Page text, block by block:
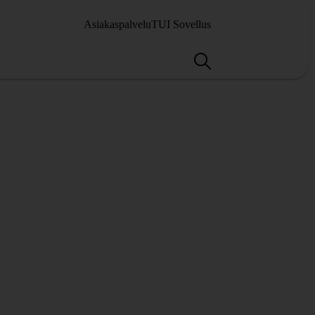
AsiakaspalveluTUI Sovellus